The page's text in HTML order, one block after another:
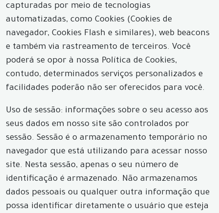
capturadas por meio de tecnologias
automatizadas, como Cookies (Cookies de
navegador, Cookies Flash e similares), web beacons
e também via rastreamento de terceiros. Você
poderá se opor à nossa Política de Cookies,
contudo, determinados serviços personalizados e
facilidades poderão não ser oferecidos para você.
Uso de sessão: informações sobre o seu acesso aos
seus dados em nosso site são controlados por
sessão. Sessão é o armazenamento temporário no
navegador que está utilizando para acessar nosso
site. Nesta sessão, apenas o seu número de
identificação é armazenado. Não armazenamos
dados pessoais ou qualquer outra informação que
possa identificar diretamente o usuário que esteja